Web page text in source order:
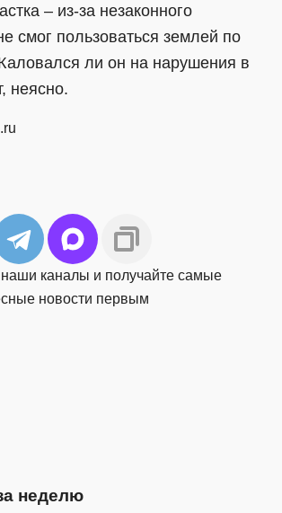
– из-за незаконного
смог пользоваться землей по
ли он на нарушения в
неясно.
каналы и получайте самые
новости первым
неделю